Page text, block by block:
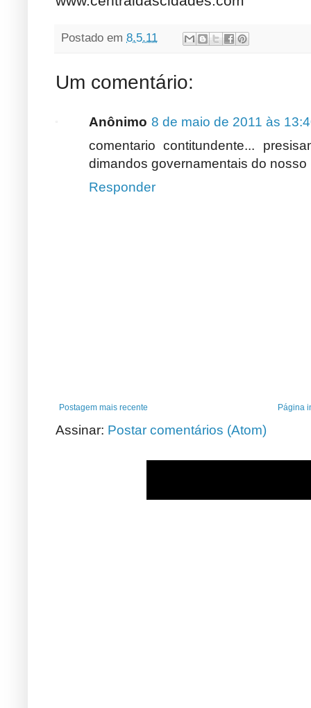
Postado em 8.5.11
Um comentário:
Anônimo 8 de maio de 2011 às
comentario contitundente...
dimandos governamentais do nosso
Responder
Postagem mais recente Página
Assinar: Postar comentários (Atom)